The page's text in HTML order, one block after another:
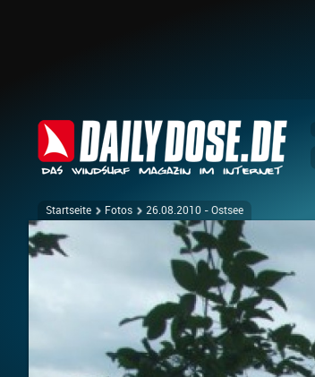
Startseite Fotos 26.08.2010 - Ostsee